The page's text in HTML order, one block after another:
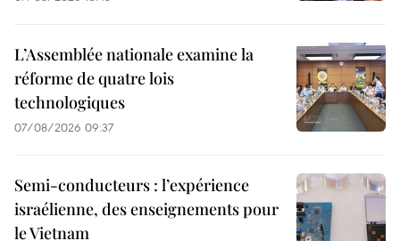
L’Assemblée nationale examine la
réforme de quatre lois
technologiques
07/08/2026 09:37
Semi-conducteurs : l’expérience
israélienne, des enseignements pour
le Vietnam